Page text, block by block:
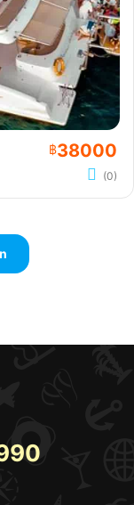
฿38000
(0)